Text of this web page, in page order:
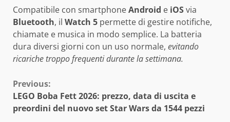
Compatibile con smartphoneAndroid e iOSvia
Bluetooth, il Watch 5 permette di gestire notifiche,
chiamate e musica in modo semplice. La batteria
dura diversi giorni con un uso normale, evitando
ricariche troppo frequenti durante la settimana.
Continue
Reading
Previous:
LEGO Boba Fett 2026: prezzo, data di uscita e
preordini del nuovo set Star Wars da 1544 pezzi